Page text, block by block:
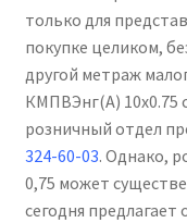
только для
покупке целиком,
другой метраж
КМПВЭнг(А) 10х0.75
розничный отдел
324-60-03. Однако,
0,75 может
сегодня